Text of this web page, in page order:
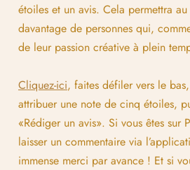
étoiles et un avis. Cela permettra
davantage de personnes qui,
de leur passion créative à plein
Cliquez-ici, faites défiler vers le
attribuer une note de cinq étoiles,
«Rédiger un avis». Si vous êtes sur
laisser un commentaire via
immense merci par avance ! Et si